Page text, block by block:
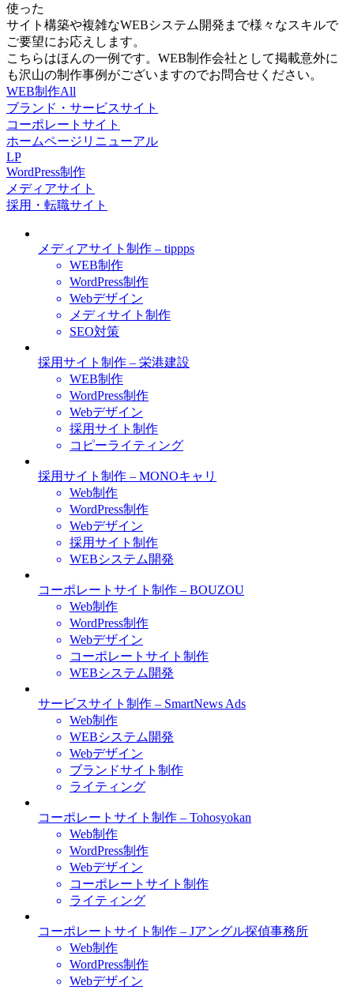
使った
サイト構築や複雑なWEBシステム開発まで様々なスキルで
ご要望にお応えします。
こちらはほんの一例です。WEB制作会社として掲載意外に
も沢山の制作事例がございますのでお問合せください。
WEB制作All
ブランド・サービスサイト
コーポレートサイト
ホームページリニューアル
LP
WordPress制作
メディアサイト
採用・転職サイト
メディアサイト制作 – tippps
WEB制作
WordPress制作
Webデザイン
メディサイト制作
SEO対策
採用サイト制作 – 栄港建設
WEB制作
WordPress制作
Webデザイン
採用サイト制作
コピーライティング
採用サイト制作 – MONOキャリ
Web制作
WordPress制作
Webデザイン
採用サイト制作
WEBシステム開発
コーポレートサイト制作 – BOUZOU
Web制作
WordPress制作
Webデザイン
コーポレートサイト制作
WEBシステム開発
サービスサイト制作 – SmartNews Ads
Web制作
WEBシステム開発
Webデザイン
ブランドサイト制作
ライティング
コーポレートサイト制作 – Tohosyokan
Web制作
WordPress制作
Webデザイン
コーポレートサイト制作
ライティング
コーポレートサイト制作 – Jアングル探偵事務所
Web制作
WordPress制作
Webデザイン